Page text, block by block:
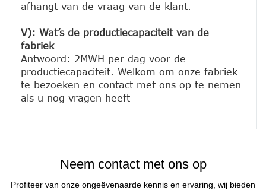
afhangt van de vraag van de klant.
V): Wat’s de productiecapaciteit van de
fabriek
Antwoord: 2MWH per dag voor de
productiecapaciteit. Welkom om onze fabriek
te bezoeken en contact met ons op te nemen
Neem contact met ons op
Profiteer van onze ongeëvenaarde kennis en ervaring, wij bieden